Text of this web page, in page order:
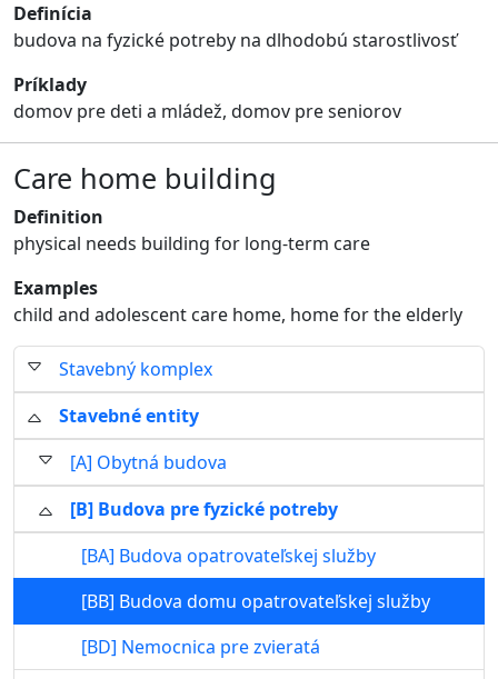
Stavebný komplex
Stavebné entity
[A] Obytná budova
[B] Budova pre fyzické potreby
[BA] Budova opatrovateľskej služby
[BB] Budova domu opatrovateľskej služby
[BD] Nemocnica pre zvieratá
Definícia
budova na fyzické potreby na dlhodobú starostlivosť
Príklady
domov pre deti a mládež, domov pre seniorov
Care home building
Definition
physical needs building for long-term care
Examples
child and adolescent care home, home for the elderly